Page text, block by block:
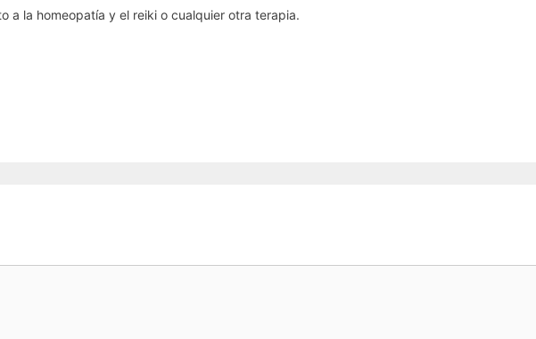
a la homeopatía y el reiki o cualquier otra terapia.